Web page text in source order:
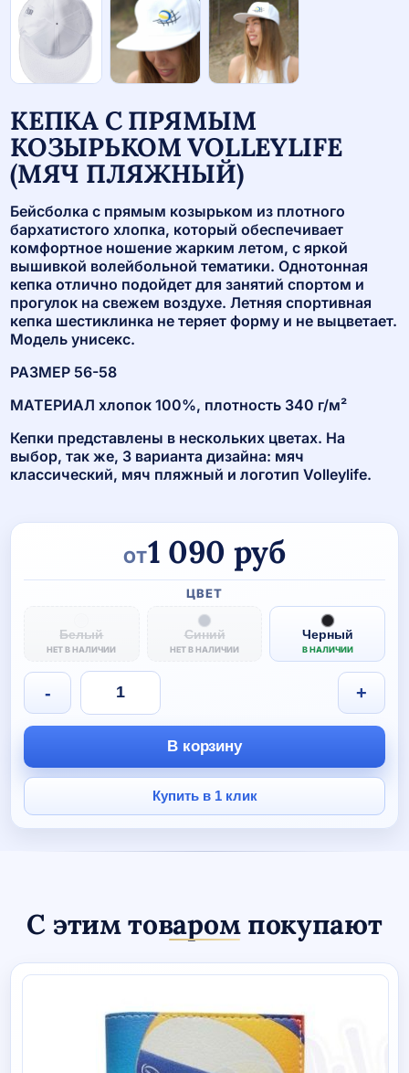
КЕПКА С ПРЯМЫМ
КОЗЫРЬКОМ VOLLEYLIFE
(МЯЧ ПЛЯЖНЫЙ)
Бейсболка с прямым козырьком из плотного
бархатистого хлопка, который обеспечивает
комфортное ношение жарким летом, с яркой
вышивкой волейбольной тематики. Однотонная
кепка отлично подойдет для занятий спортом и
прогулок на свежем воздухе. Летняя спортивная
кепка шестиклинка не теряет форму и не выцветает.
Модель унисекс.
РАЗМЕР 56-58
МАТЕРИАЛ хлопок 100%, плотность 340 г/м²
Кепки представлены в нескольких цветах. На
выбор, так же, 3 варианта дизайна: мяч
классический, мяч пляжный и логотип Volleylife.
ОТ1 090 руб
ЦВЕТ
Белый
НЕТ В НАЛИЧИИ
Синий
НЕТ В НАЛИЧИИ
Черный
В НАЛИЧИИ
Количество
товара
Кепка
с
козырьком
Volleylife
(мяч
пляжный)
- +
В корзину
Купить в 1 клик
С этим товаром покупают